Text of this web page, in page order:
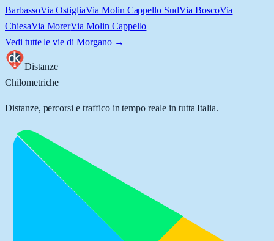
BarbassoVia OstigliaVia Molin Cappello SudVia BoscoVia
ChiesaVia MorerVia Molin Cappello
Vedi tutte le vie di Morgano→
Distanze
Chilometriche
Distanze, percorsi e traffico in tempo reale in tutta Italia.